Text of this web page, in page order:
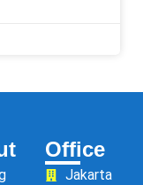
Office
Jakarta